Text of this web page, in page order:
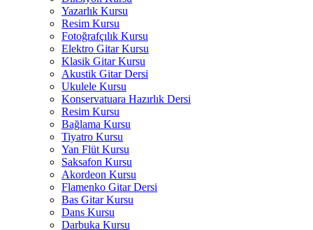
Yazarlık Kursu
Resim Kursu
Fotoğrafçılık Kursu
Elektro Gitar Kursu
Klasik Gitar Kursu
Akustik Gitar Dersi
Ukulele Kursu
Konservatuara Hazırlık Dersi
Resim Kursu
Bağlama Kursu
Tiyatro Kursu
Yan Flüt Kursu
Saksafon Kursu
Akordeon Kursu
Flamenko Gitar Dersi
Bas Gitar Kursu
Dans Kursu
Darbuka Kursu